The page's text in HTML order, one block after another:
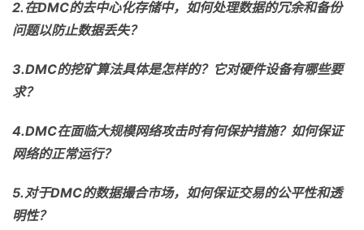
2.在DMC的去中心化存储中，如何处理数据的冗余和备份
问题以防止数据丢失？
3.DMC的挖矿算法具体是怎样的？它对硬件设备有哪些要
求？
4.DMC在面临大规模网络攻击时有何保护措施？如何保证
网络的正常运行？
5. 对于DMC的数据撮合市场，如何保证交易的公平性和透
明性？